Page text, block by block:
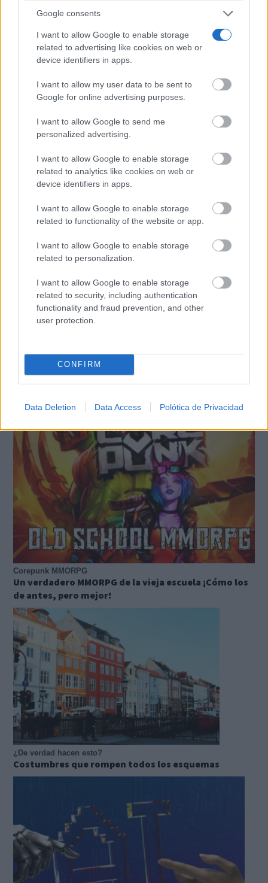
Google consents
I want to allow Google to enable storage
related to advertising like cookies on web or
device identifiers in apps.
I want to allow my user data to be sent to
Google for online advertising purposes.
I want to allow Google to send me
personalized advertising.
I want to allow Google to enable storage
related to analytics like cookies on web or
device identifiers in apps.
I want to allow Google to enable storage
related to functionality of the website or app.
I want to allow Google to enable storage
related to personalization.
I want to allow Google to enable storage
related to security, including authentication
functionality and fraud prevention, and other
user protection.
CONFIRM
Data Deletion Data Access Polótica de Privacidad
Gracias a los voluntarios de AFAS por generar
calidad de vida a las personas con discapacidad.
LUÍS BALLESTEROS MARTÍN DE
ALMAGRO.
VOLUNTARIADO.
TE RECOMENDAMOS
Corepunk MMORPG
Un verdadero MMORPG de la vieja escuela ¡Cómo los
de antes, pero mejor!
¿De verdad hacen esto?
Costumbres que rompen todos los esquemas